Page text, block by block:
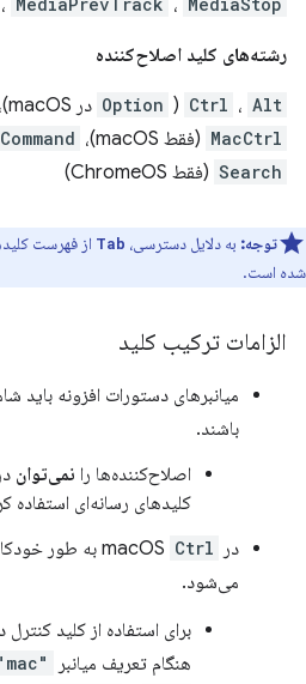
، ،
رشته‌های کلید اصلاح‌کننده
Ctrl ، Alt
(
Option در macOS)،
MacCtrl (فقط macOS)، Command
Search (فقط ChromeOS)
توجه: به دلایل دسترسی، Tab
شده است.
الزامات ترکیب کلید
میانبرهای دستورات افزونه باید
باشند.
اصلاح‌کننده‌ها را نمی‌توان
کلیدهای رسانه‌ای استفاده
در macOS
Ctrl به طور
می‌شود.
هنگام تعریف میانبر
"mac"